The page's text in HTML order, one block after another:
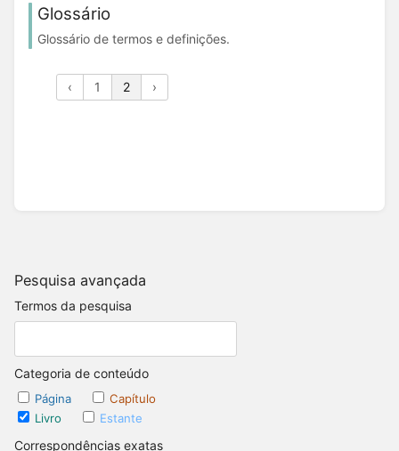
Pesquisa avançada
Termos da pesquisa
Categoria de conteúdo
Página
Capítulo
Livro
Estante
Correspondências exatas
Glossário
Glossário de termos e definições.
‹ 1 2 ›